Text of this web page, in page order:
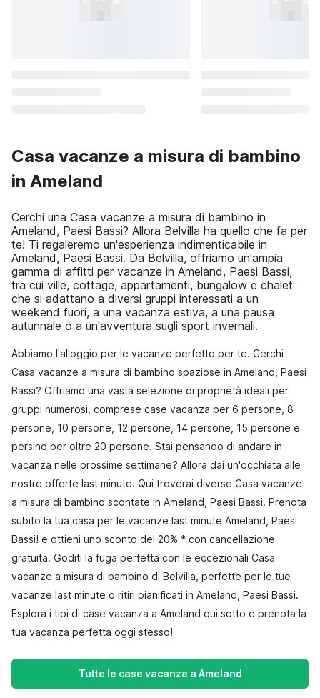
Casa vacanze a misura di bambino
in Ameland
Cerchi una Casa vacanze a misura di bambino in
Ameland, Paesi Bassi? Allora Belvilla ha quello che fa per
te! Ti regaleremo un'esperienza indimenticabile in
Ameland, Paesi Bassi. Da Belvilla, offriamo un'ampia
gamma di affitti per vacanze in Ameland, Paesi Bassi,
tra cui ville, cottage, appartamenti, bungalow e chalet
che si adattano a diversi gruppi interessati a un
weekend fuori, a una vacanza estiva, a una pausa
autunnale o a un'avventura sugli sport invernali.
Abbiamo l'alloggio per le vacanze perfetto per te. Cerchi
Casa vacanze a misura di bambino spaziose in Ameland, Paesi
Bassi? Offriamo una vasta selezione di proprietà ideali per
gruppi numerosi, comprese case vacanza per 6 persone, 8
persone, 10 persone, 12 persone, 14 persone, 15 persone e
persino per oltre 20 persone. Stai pensando di andare in
vacanza nelle prossime settimane? Allora dai un'occhiata alle
nostre offerte last minute. Qui troverai diverse Casa vacanze
a misura di bambino scontate in Ameland, Paesi Bassi. Prenota
subito la tua casa per le vacanze last minute Ameland, Paesi
Bassi! e ottieni uno sconto del 20% * con cancellazione
gratuita. Goditi la fuga perfetta con le eccezionali Casa
vacanze a misura di bambino di Belvilla, perfette per le tue
vacanze last minute o ritiri pianificati in Ameland, Paesi Bassi.
Esplora i tipi di case vacanza a Ameland qui sotto e prenota la
tua vacanza perfetta oggi stesso!
Tutte le case vacanze a Ameland